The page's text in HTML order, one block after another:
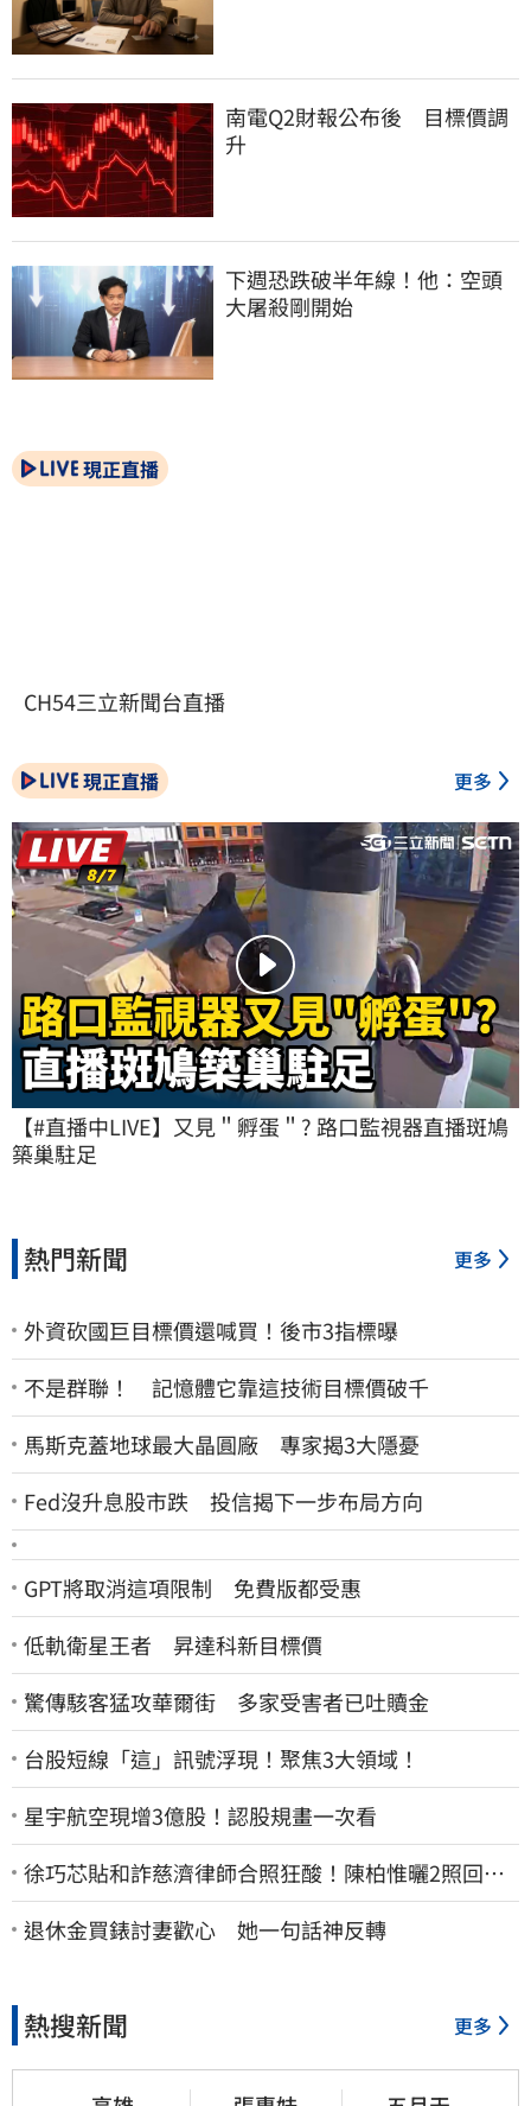
南電Q2財報公布後　目標價調
升
下週恐跌破半年線！他：空頭
大屠殺剛開始
現正直播
CH54三立新聞台直播
現正直播 更多
【#直播中LIVE】又見＂孵蛋＂? 路口監視器直播斑鳩
築巢駐足
熱門新聞 更多
外資砍國巨目標價還喊買！後市3指標曝
不是群聯！ 記憶體它靠這技術目標價破千
馬斯克蓋地球最大晶圓廠 專家揭3大隱憂
Fed沒升息股市跌 投信揭下一步布局方向
GPT將取消這項限制 免費版都受惠
低軌衛星王者 昇達科新目標價
驚傳駭客猛攻華爾街 多家受害者已吐贖金
台股短線「這」訊號浮現！聚焦3大領域！
星宇航空現增3億股！認股規畫一次看
徐巧芯貼和詐慈濟律師合照狂酸！陳柏惟曬2照回擊
網笑翻
退休金買錶討妻歡心 她一句話神反轉
熱搜新聞 更多